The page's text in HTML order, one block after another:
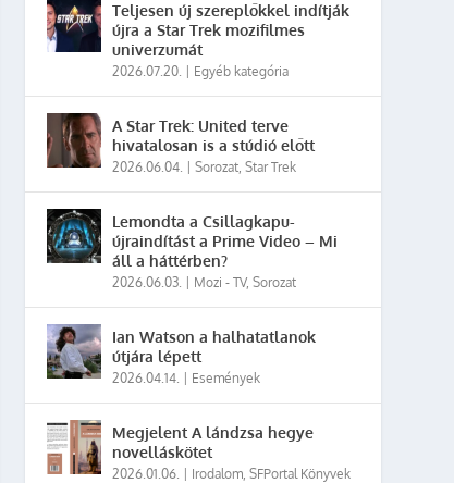
Teljesen új szereplőkkel indítják
újra a Star Trek mozifilmes
univerzumát
2026.07.20. Egyéb kategória
A Star Trek: United terve
hivatalosan is a stúdió előtt
2026.06.04. |Sorozat,Star Trek
Lemondta a Csillagkapu-
újraindítást a Prime Video – Mi
áll a háttérben?
2026.06.03. Mozi - TV,Sorozat
Ian Watson a halhatatlanok
útjára lépett
2026.04.14. Események
Megjelent A lándzsa hegye
novelláskötet
2026.01.06. Irodalom,SFPortal Könyvek